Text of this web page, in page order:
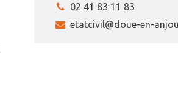
02 41 83 11 83
etatcivil@doue-en-